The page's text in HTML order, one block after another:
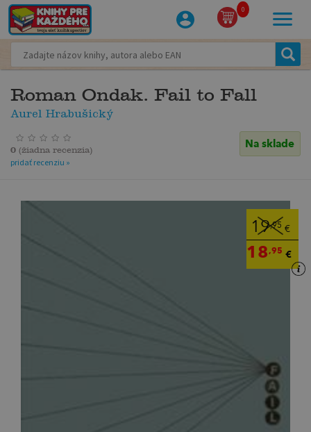
0
Roman Ondak. Fail to Fall
Aurel Hrabušický
Na sklade
0 (žiadna recenzia)
pridať recenziu »
19,95 €
18,95 €